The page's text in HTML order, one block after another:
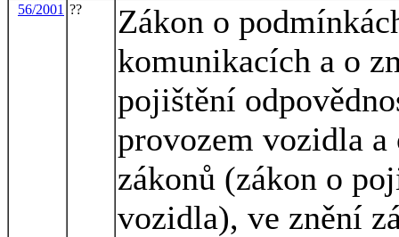
56/2001 ??
Zákon o
komunikacích a o
pojištění
provozem vozidla
zákonů (zákon o
vozidla), ve znění